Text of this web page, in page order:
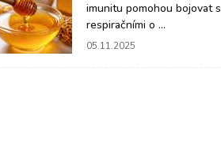
imunitu pomohou bojovat s
respiračními o ...
05.11.2025